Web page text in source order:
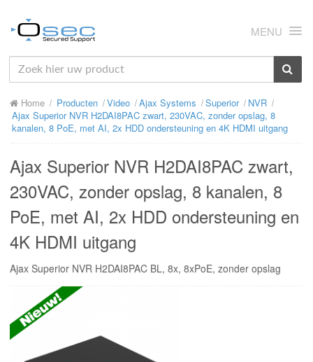
MENU
HOME
OVER ONS
PRODUCTEN
SUPPORT
RMA
CONTACT
INLOGGEN
Home Producten Video Ajax Systems Superior
NVR
Ajax Superior NVR H2DAI8PAC zwart, 230VAC, zonder opslag, 8
kanalen, 8 PoE, met AI, 2x HDD ondersteuning en 4K HDMI uitgang
Ajax Superior NVR H2DAI8PAC zwart,
230VAC, zonder opslag, 8 kanalen, 8
PoE, met AI, 2x HDD ondersteuning en
4K HDMI uitgang
Ajax Superior NVR H2DAI8PAC BL, 8x, 8xPoE, zonder opslag